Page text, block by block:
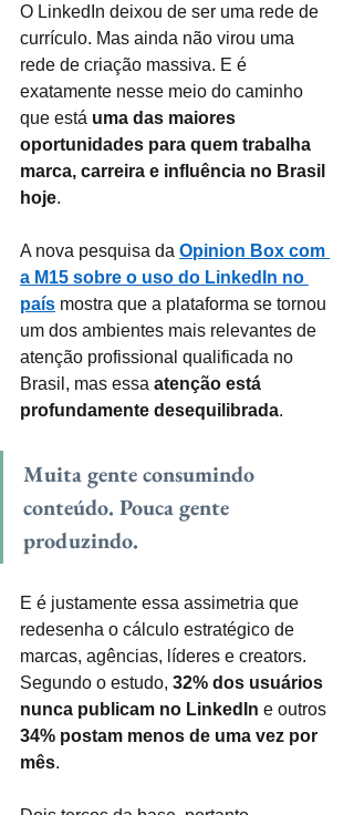
O LinkedIn deixou de ser uma rede de
currículo. Mas ainda não virou uma
rede de criação massiva. E é
exatamente nesse meio do caminho
que está uma das maiores
oportunidades para quem trabalha
marca, carreira e influência no Brasil
hoje.
A nova pesquisa da Opinion Box com
a M15 sobre o uso do LinkedIn no
país mostra que a plataforma se tornou
um dos ambientes mais relevantes de
atenção profissional qualificada no
Brasil, mas essa atenção está
profundamente desequilibrada.
Muita gente consumindo
conteúdo. Pouca gente
produzindo.
E é justamente essa assimetria que
redesenha o cálculo estratégico de
marcas, agências, líderes e creators.
Segundo o estudo, 32% dos usuários
nunca publicam no LinkedIn e outros
34% postam menos de uma vez por
mês.